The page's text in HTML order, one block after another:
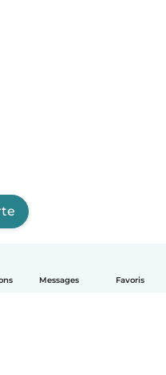
Messages Favoris